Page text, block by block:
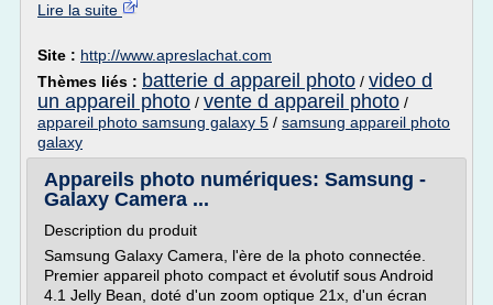
Lire la suite
Site : http://www.apreslachat.com
Thèmes liés : batterie d appareil photo / video d
un appareil photo / vente d appareil photo /
appareil photo samsung galaxy 5 / samsung appareil photo
galaxy
Appareils photo numériques: Samsung -
Galaxy Camera ...
Description du produit
Samsung Galaxy Camera, l'ère de la photo connectée.
Premier appareil photo compact et évolutif sous Android
4.1 Jelly Bean, doté d'un zoom optique 21x, d'un écran